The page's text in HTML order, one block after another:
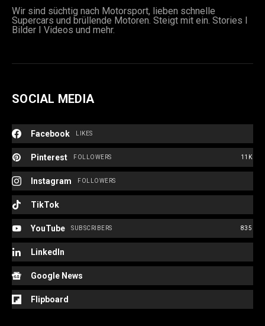
Wir sind süchtig nach Motorsport, lieben schnelle
Supercars und brüllende Motoren. Steigt mit ein. Stories I
Bilder I Videos und mehr.
SOCIAL MEDIA
Facebook LIKES
Pinterest 11K
FOLLOWERS
Instagram FOLLOWERS
TikTok
YouTube 835
SUBSCRIBERS
LinkedIn
Google News
Flipboard